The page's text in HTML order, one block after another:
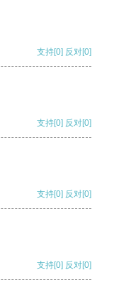
支持[0] 反对[0]
支持[0] 反对[0]
支持[0] 反对[0]
支持[0] 反对[0]